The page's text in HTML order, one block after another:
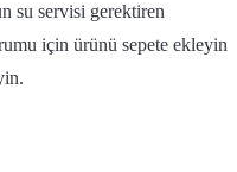
su servisi gerektiren
için ürünü sepete ekleyin